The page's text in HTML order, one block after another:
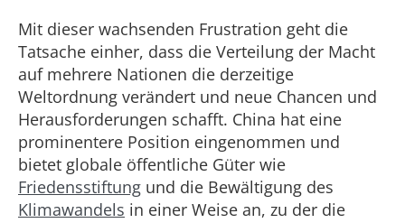
Mit dieser wachsenden Frustration geht die
Tatsache einher, dass die Verteilung der Macht
auf mehrere Nationen die derzeitige
Weltordnung verändert und neue Chancen und
Herausforderungen schafft. China hat eine
prominentere Position eingenommen und
bietet globale öffentliche Güter wie
Friedensstiftung und die Bewältigung des
Klimawandels in einer Weise an, zu der die